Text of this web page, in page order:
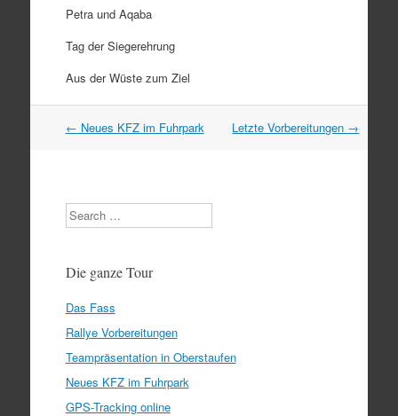
Petra und Aqaba
Tag der Siegerehrung
Aus der Wüste zum Ziel
Artikel
← Neues KFZ im Fuhrpark Letzte Vorbereitungen →
Search
Die ganze Tour
Das Fass
Rallye Vorbereitungen
Teampräsentation in Oberstaufen
Neues KFZ im Fuhrpark
GPS-Tracking online